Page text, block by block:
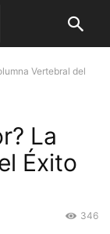
Vertebral del
La
Éxito
346